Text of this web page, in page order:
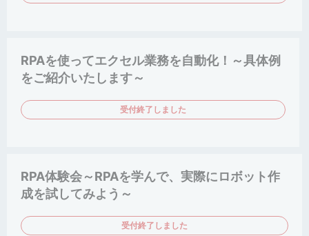
RPAを使ってエクセル業務を自動化！～具体例
をご紹介いたします～
受付終了しました
RPA体験会～RPAを学んで、実際にロボット作
成を試してみよう～
受付終了しました